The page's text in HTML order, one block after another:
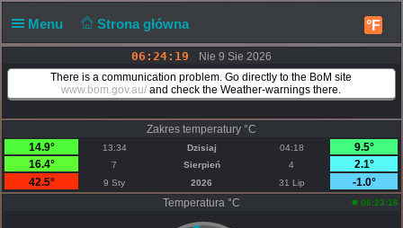
Menu Strona główna °F
06:24:19
Nie 9 Sie 2026
There is a communication problem. Go directly to the BoM site
www.bom.gov.au/ and check the Weather-warnings there.
Zakres temperatury °C
14.9°
13:34 Dzisiaj 04:18
9.5°
16.4°
7 Sierpień 4
2.1°
42.5°
9 Sty 2026 31 Lip
-1.0°
Temperatura °C
06:23:16